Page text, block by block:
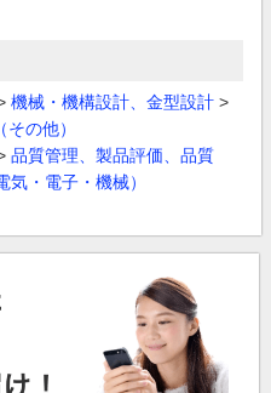
機械・機構設計、金型設計 >
の他）
品質管理、製品評価、品質
気・電子・機械）